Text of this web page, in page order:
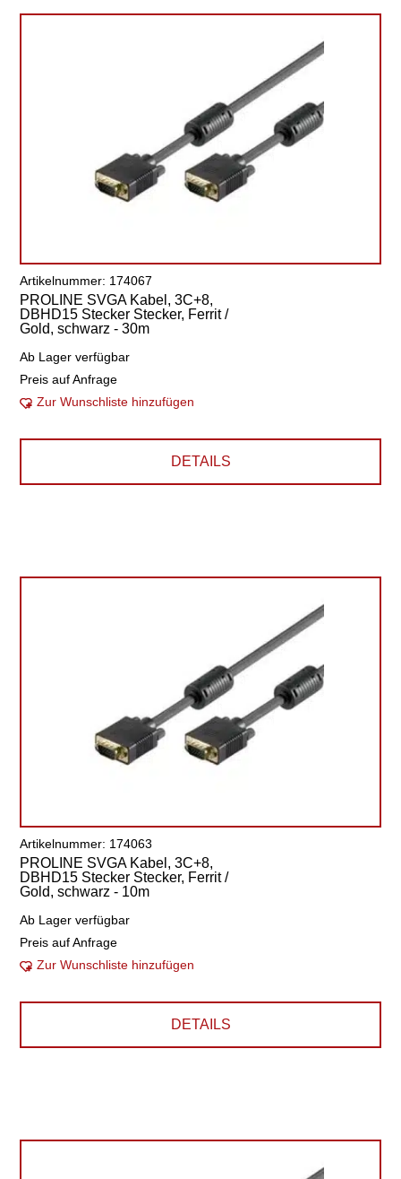
Artikelnummer: 174067
PROLINE SVGA Kabel, 3C+8,
DBHD15 Stecker Stecker, Ferrit /
Gold, schwarz - 30m
Ab Lager verfügbar
Preis auf Anfrage
Zur Wunschliste hinzufügen
DETAILS
Artikelnummer: 174063
PROLINE SVGA Kabel, 3C+8,
DBHD15 Stecker Stecker, Ferrit /
Gold, schwarz - 10m
Ab Lager verfügbar
Preis auf Anfrage
Zur Wunschliste hinzufügen
DETAILS